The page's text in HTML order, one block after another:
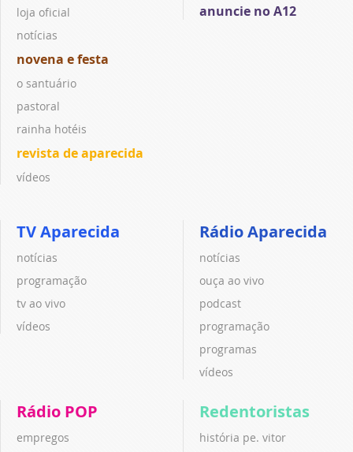
loja oficial
notícias
novena e festa
o santuário
pastoral
rainha hotéis
revista de aparecida
vídeos
anuncie no A12
TV Aparecida
notícias
programação
tv ao vivo
vídeos
Rádio Aparecida
notícias
ouça ao vivo
podcast
programação
programas
vídeos
Rádio POP
empregos
Redentoristas
história pe. vitor